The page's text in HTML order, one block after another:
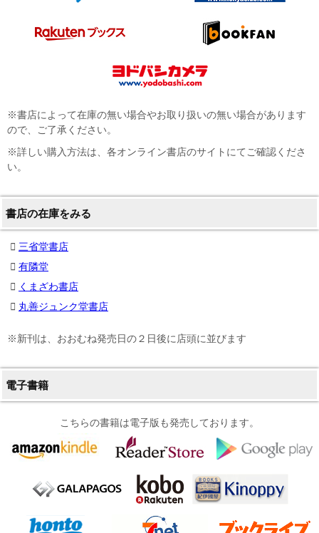
※書店によって在庫の無い場合やお取り扱いの無い場合があります
ので、ご了承ください。
※詳しい購入方法は、各オンライン書店のサイトにてご確認くださ
い。
書店の在庫をみる
三省堂書店
有隣堂
くまざわ書店
丸善ジュンク堂書店
※新刊は、おおむね発売日の２日後に店頭に並びます
電子書籍
こちらの書籍は電子版も発売しております。